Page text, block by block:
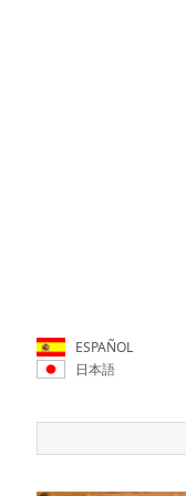
ESPAÑOL
日本語